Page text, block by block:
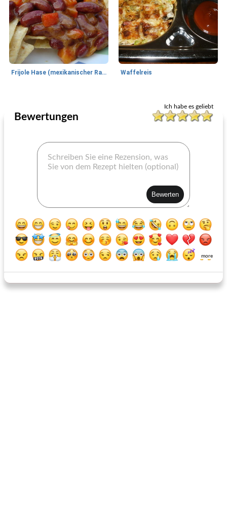
Frijole Hase (mexikanischer Rarebit) Waffelreis
Ich habe es geliebt
Bewertungen
more